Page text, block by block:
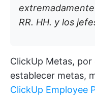
RR. HH. y los
ClickUp Metas, por
establecer metas,
ClickUp Employee